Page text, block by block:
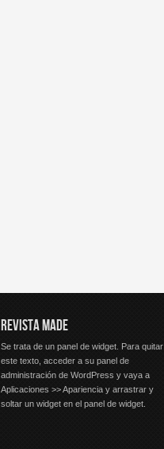
REVISTA MADE
Se trata de un panel de widget. Para quitar
este texto, acceder a su panel de
administración de WordPress y vaya a
Aplicaciones >> Apariencia y arrastrar y
soltar un widget en el panel de widget.